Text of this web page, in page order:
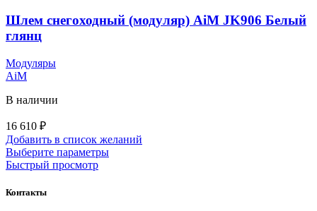
странице
товара.
Шлем снегоходный (модуляр) AiM JK906 Белый
глянц
Модуляры
AiM
В наличии
16 610 ₽
Добавить в список желаний
Выберите параметрыЭтот
Быстрый просмотр
Контакты